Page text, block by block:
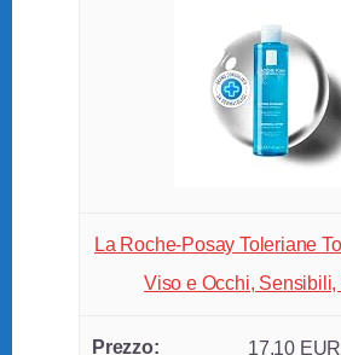
La Roche-Posay Toleriane
Viso e Occhi, Sensibili,
17,10 EUR